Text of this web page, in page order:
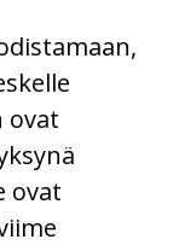
ovat
ovat